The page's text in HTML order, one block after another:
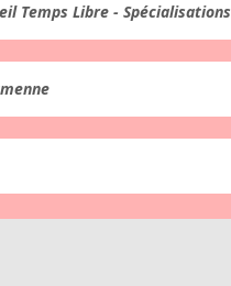
Temps Libre - Spécialisations